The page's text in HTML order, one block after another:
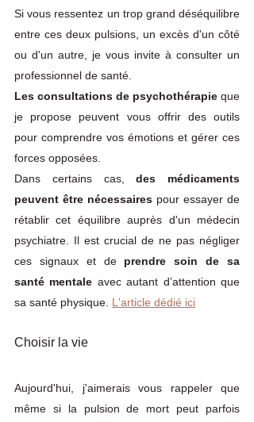
Si vous ressentez un trop grand déséquilibre
entre ces deux pulsions, un excès d'un côté
ou d'un autre, je vous invite à consulter un
professionnel de santé.
Les consultations de psychothérapie que
je propose peuvent vous offrir des outils
pour comprendre vos émotions et gérer ces
forces opposées.
Dans certains cas,
des médicaments
peuvent être nécessaires pour essayer de
rétablir cet équilibre auprès d'un médecin
psychiatre. Il est crucial de ne pas négliger
ces signaux et de prendre soin de sa
santé mentale avec autant d’attention que
sa santé physique. L'article dédié ici
Choisir la vie
Aujourd'hui, j'aimerais vous rappeler que
même si la pulsion de mort peut parfois